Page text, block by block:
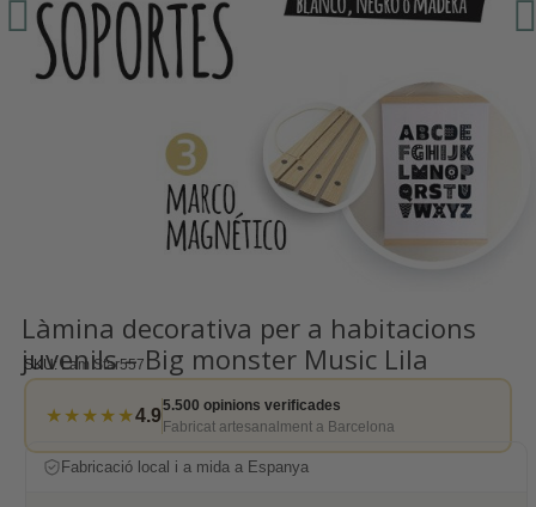
Làmina decorativa per a habitacions
juvenils – Big monster Music Lila
SKU Lam Star557
★★★★★4.9
5.500 opinions verificades
Fabricat artesanalment a Barcelona
Fabricació local i a mida a Espanya